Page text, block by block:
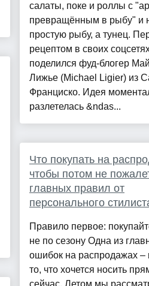
салаты, поке и роллы с
превращённым в рыбу" и
простую рыбу, а тунец.
рецептом в своих
поделился фуд-блогер
Лижье (Michael Ligier) из
Франциско. Идея
разлетелась &ndas...
Что покупать на
чтобы потом не
главных правил от
персонального
Правило первое:
не по сезону Одна из
ошибок на распродажах –
то, что хочется носить